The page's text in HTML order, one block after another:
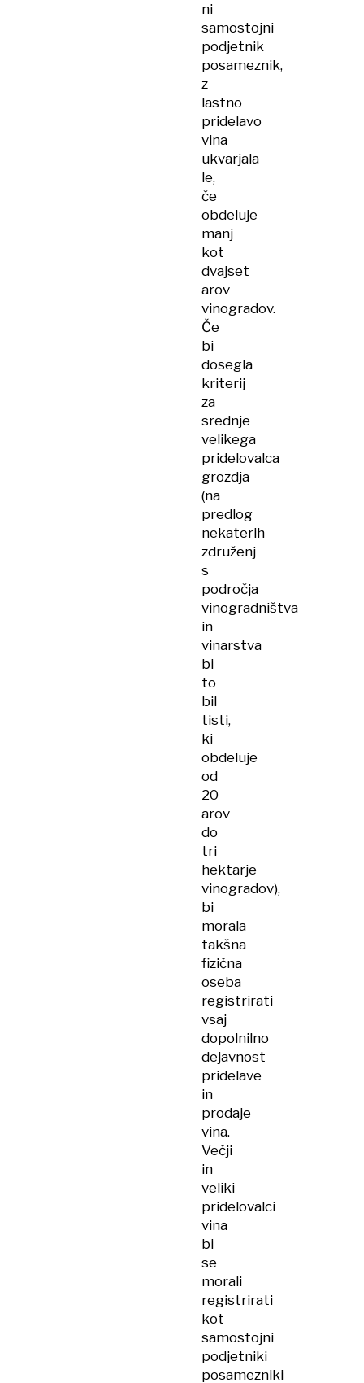
ni
samostojni
podjetnik
posameznik,
z
lastno
pridelavo
vina
ukvarjala
le,
če
obdeluje
manj
kot
dvajset
arov
vinogradov.
Če
bi
dosegla
kriterij
za
srednje
velikega
pridelovalca
grozdja
(na
predlog
nekaterih
združenj
s
področja
vinogradništva
in
vinarstva
bi
to
bil
tisti,
ki
obdeluje
od
20
arov
do
tri
hektarje
vinogradov),
bi
morala
takšna
fizična
oseba
registrirati
vsaj
dopolnilno
dejavnost
pridelave
in
prodaje
vina.
Večji
in
veliki
pridelovalci
vina
bi
se
morali
registrirati
kot
samostojni
podjetniki
posamezniki